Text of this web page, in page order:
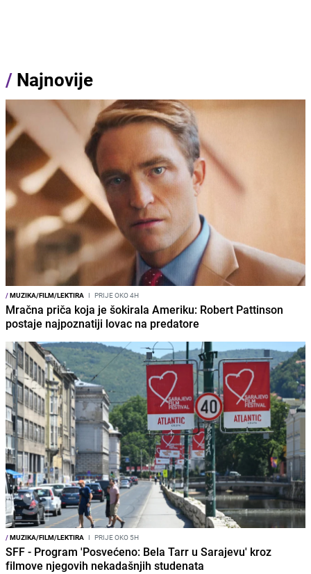
/ Najnovije
/MUZIKA/FILM/LEKTIRA I PRIJE OKO 4H
Mračna priča koja je šokirala Ameriku: Robert Pattinson
postaje najpoznatiji lovac na predatore
/MUZIKA/FILM/LEKTIRA I PRIJE OKO 5H
SFF - Program 'Posvećeno: Bela Tarr u Sarajevu' kroz
filmove njegovih nekadašnjih studenata